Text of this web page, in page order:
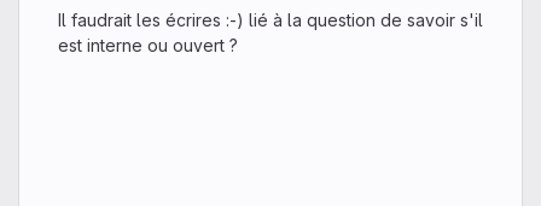
Il faudrait les écrires :-) lié à la question de savoir s'il
est interne ou ouvert ?